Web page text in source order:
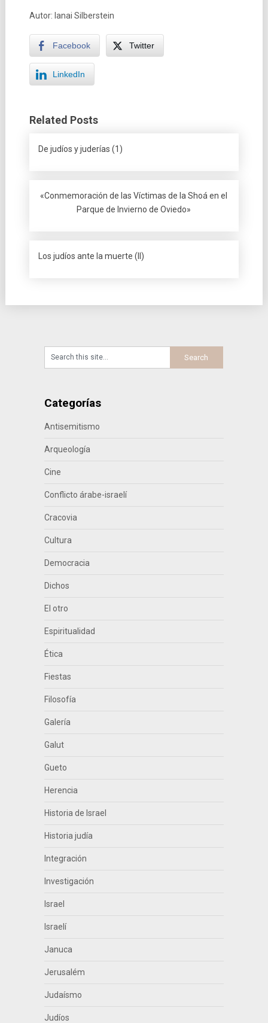
Autor: Ianai Silberstein
Facebook Twitter
LinkedIn
Related Posts
De judíos y juderías (1)
«Conmemoración de las Víctimas de la Shoá en el
Parque de Invierno de Oviedo»
Los judíos ante la muerte (II)
Categorías
Antisemitismo
Arqueología
Cine
Conflicto árabe-israelí
Cracovia
Cultura
Democracia
Dichos
El otro
Espiritualidad
Ética
Fiestas
Filosofía
Galería
Galut
Gueto
Herencia
Historia de Israel
Historia judía
Integración
Investigación
Israel
Israelí
Januca
Jerusalém
Judaísmo
Judíos